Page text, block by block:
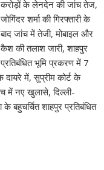
करोड़ों के लेनदेन की जांच तेज,
जोगिंदर शर्मा की गिरफ्तारी के
बाद जांच में तेजी, मोबाइल और
कैश की तलाश जारी, शाहपुर
प्रतिबंधित भूमि प्रकरण में 7
दायरे में, सुप्रीम कोर्ट के
में नए खुलासे, दिल्ली-
बहुचर्चित शाहपुर प्रतिबंधित